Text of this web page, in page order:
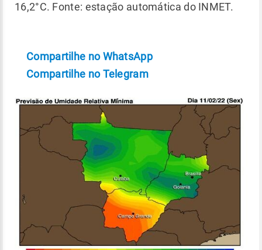
16,2°C. Fonte: estação automática do INMET.
Compartilhe no WhatsApp
Compartilhe no Telegram